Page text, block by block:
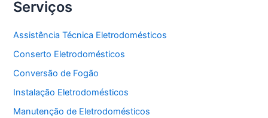
Serviços
Assistência Técnica Eletrodomésticos
Conserto Eletrodomésticos
Conversão de Fogão
Instalação Eletrodomésticos
Manutenção de Eletrodomésticos